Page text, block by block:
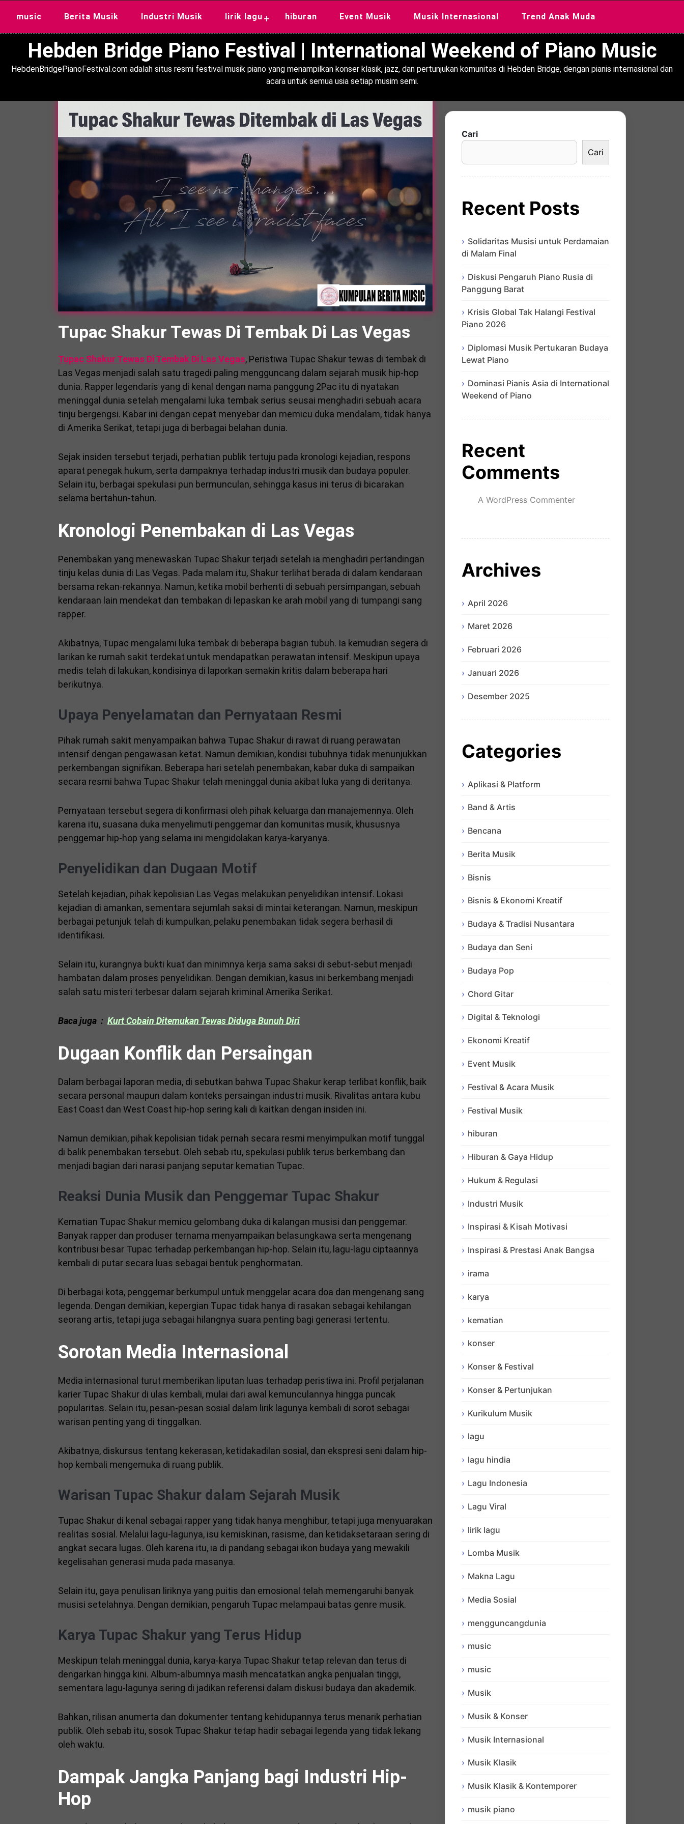
music Berita Musik Industri Musik lirik lagu + hiburan Event Musik Musik Internasional Trend Anak Muda
Hebden Bridge Piano Festival | International Weekend of Piano Music
HebdenBridgePianoFestival.com adalah situs resmi festival musik piano yang menampilkan konser klasik, jazz, dan pertunjukan komunitas di Hebden Bridge, dengan pianis internasional dan
acara untuk semua usia setiap musim semi.
Tupac Shakur Tewas Di Tembak Di Las Vegas
Tupac Shakur Tewas Di Tembak Di Las Vegas, Peristiwa Tupac Shakur tewas di tembak di
Las Vegas menjadi salah satu tragedi paling mengguncang dalam sejarah musik hip-hop
dunia. Rapper legendaris yang di kenal dengan nama panggung 2Pac itu di nyatakan
meninggal dunia setelah mengalami luka tembak serius seusai menghadiri sebuah acara
tinju bergengsi. Kabar ini dengan cepat menyebar dan memicu duka mendalam, tidak hanya
di Amerika Serikat, tetapi juga di berbagai belahan dunia.
Sejak insiden tersebut terjadi, perhatian publik tertuju pada kronologi kejadian, respons
aparat penegak hukum, serta dampaknya terhadap industri musik dan budaya populer.
Selain itu, berbagai spekulasi pun bermunculan, sehingga kasus ini terus di bicarakan
selama bertahun-tahun.
Kronologi Penembakan di Las Vegas
Penembakan yang menewaskan Tupac Shakur terjadi setelah ia menghadiri pertandingan
tinju kelas dunia di Las Vegas. Pada malam itu, Shakur terlihat berada di dalam kendaraan
bersama rekan-rekannya. Namun, ketika mobil berhenti di sebuah persimpangan, sebuah
kendaraan lain mendekat dan tembakan di lepaskan ke arah mobil yang di tumpangi sang
rapper.
Akibatnya, Tupac mengalami luka tembak di beberapa bagian tubuh. Ia kemudian segera di
larikan ke rumah sakit terdekat untuk mendapatkan perawatan intensif. Meskipun upaya
medis telah di lakukan, kondisinya di laporkan semakin kritis dalam beberapa hari
berikutnya.
Upaya Penyelamatan dan Pernyataan Resmi
Pihak rumah sakit menyampaikan bahwa Tupac Shakur di rawat di ruang perawatan
intensif dengan pengawasan ketat. Namun demikian, kondisi tubuhnya tidak menunjukkan
perkembangan signifikan. Beberapa hari setelah penembakan, kabar duka di sampaikan
secara resmi bahwa Tupac Shakur telah meninggal dunia akibat luka yang di deritanya.
Pernyataan tersebut segera di konfirmasi oleh pihak keluarga dan manajemennya. Oleh
karena itu, suasana duka menyelimuti penggemar dan komunitas musik, khususnya
penggemar hip-hop yang selama ini mengidolakan karya-karyanya.
Penyelidikan dan Dugaan Motif
Setelah kejadian, pihak kepolisian Las Vegas melakukan penyelidikan intensif. Lokasi
kejadian di amankan, sementara sejumlah saksi di mintai keterangan. Namun, meskipun
berbagai petunjuk telah di kumpulkan, pelaku penembakan tidak segera berhasil di
identifikasi.
Selain itu, kurangnya bukti kuat dan minimnya kerja sama saksi di sebut-sebut menjadi
hambatan dalam proses penyelidikan. Dengan demikian, kasus ini berkembang menjadi
salah satu misteri terbesar dalam sejarah kriminal Amerika Serikat.
Baca juga : Kurt Cobain Ditemukan Tewas Diduga Bunuh Diri
Dugaan Konflik dan Persaingan
Dalam berbagai laporan media, di sebutkan bahwa Tupac Shakur kerap terlibat konflik, baik
secara personal maupun dalam konteks persaingan industri musik. Rivalitas antara kubu
East Coast dan West Coast hip-hop sering kali di kaitkan dengan insiden ini.
Namun demikian, pihak kepolisian tidak pernah secara resmi menyimpulkan motif tunggal
di balik penembakan tersebut. Oleh sebab itu, spekulasi publik terus berkembang dan
menjadi bagian dari narasi panjang seputar kematian Tupac.
Reaksi Dunia Musik dan Penggemar Tupac Shakur
Kematian Tupac Shakur memicu gelombang duka di kalangan musisi dan penggemar.
Banyak rapper dan produser ternama menyampaikan belasungkawa serta mengenang
kontribusi besar Tupac terhadap perkembangan hip-hop. Selain itu, lagu-lagu ciptaannya
kembali di putar secara luas sebagai bentuk penghormatan.
Di berbagai kota, penggemar berkumpul untuk menggelar acara doa dan mengenang sang
legenda. Dengan demikian, kepergian Tupac tidak hanya di rasakan sebagai kehilangan
seorang artis, tetapi juga sebagai hilangnya suara penting bagi generasi tertentu.
Sorotan Media Internasional
Media internasional turut memberikan liputan luas terhadap peristiwa ini. Profil perjalanan
karier Tupac Shakur di ulas kembali, mulai dari awal kemunculannya hingga puncak
popularitas. Selain itu, pesan-pesan sosial dalam lirik lagunya kembali di sorot sebagai
warisan penting yang di tinggalkan.
Akibatnya, diskursus tentang kekerasan, ketidakadilan sosial, dan ekspresi seni dalam hip-
hop kembali mengemuka di ruang publik.
Warisan Tupac Shakur dalam Sejarah Musik
Tupac Shakur di kenal sebagai rapper yang tidak hanya menghibur, tetapi juga menyuarakan
realitas sosial. Melalui lagu-lagunya, isu kemiskinan, rasisme, dan ketidaksetaraan sering di
angkat secara lugas. Oleh karena itu, ia di pandang sebagai ikon budaya yang mewakili
kegelisahan generasi muda pada masanya.
Selain itu, gaya penulisan liriknya yang puitis dan emosional telah memengaruhi banyak
musisi setelahnya. Dengan demikian, pengaruh Tupac melampaui batas genre musik.
Karya Tupac Shakur yang Terus Hidup
Meskipun telah meninggal dunia, karya-karya Tupac Shakur tetap relevan dan terus di
dengarkan hingga kini. Album-albumnya masih mencatatkan angka penjualan tinggi,
sementara lagu-lagunya sering di jadikan referensi dalam diskusi budaya dan akademik.
Bahkan, rilisan anumerta dan dokumenter tentang kehidupannya terus menarik perhatian
publik. Oleh sebab itu, sosok Tupac Shakur tetap hadir sebagai legenda yang tidak lekang
oleh waktu.
Dampak Jangka Panjang bagi Industri Hip-
Hop
Cari
Cari
Recent Posts
Solidaritas Musisi untuk Perdamaian
di Malam Final
Diskusi Pengaruh Piano Rusia di
Panggung Barat
Krisis Global Tak Halangi Festival
Piano 2026
Diplomasi Musik Pertukaran Budaya
Lewat Piano
Dominasi Pianis Asia di International
Weekend of Piano
Recent
Comments
A WordPress Commenter
Archives
April 2026
Maret 2026
Februari 2026
Januari 2026
Desember 2025
Categories
Aplikasi & Platform
Band & Artis
Bencana
Berita Musik
Bisnis
Bisnis & Ekonomi Kreatif
Budaya & Tradisi Nusantara
Budaya dan Seni
Budaya Pop
Chord Gitar
Digital & Teknologi
Ekonomi Kreatif
Event Musik
Festival & Acara Musik
Festival Musik
hiburan
Hiburan & Gaya Hidup
Hukum & Regulasi
Industri Musik
Inspirasi & Kisah Motivasi
Inspirasi & Prestasi Anak Bangsa
irama
karya
kematian
konser
Konser & Festival
Konser & Pertunjukan
Kurikulum Musik
lagu
lagu hindia
Lagu Indonesia
Lagu Viral
lirik lagu
Lomba Musik
Makna Lagu
Media Sosial
mengguncangdunia
music
music
Musik
Musik & Konser
Musik Internasional
Musik Klasik
Musik Klasik & Kontemporer
musik piano